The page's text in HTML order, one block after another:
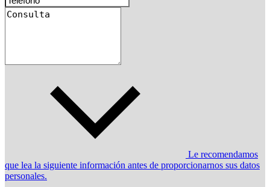
Le recomendamos
que lea la siguiente información antes de proporcionarnos sus datos
personales.